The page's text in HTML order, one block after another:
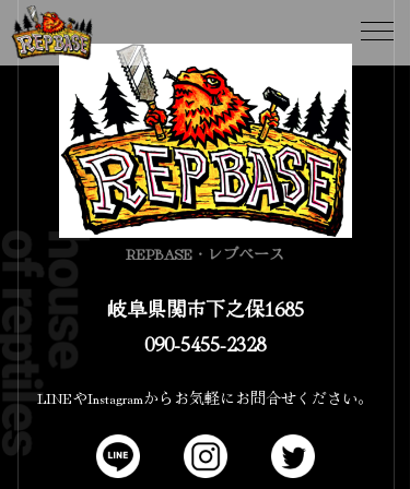
REPBASE・レプベース
岐阜県関市下之保1685
090-5455-2328
LINEやInstagramからお気軽にお問合せください。